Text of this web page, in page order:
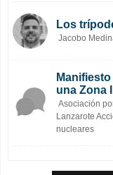
Los
Jacobo
una Zona
Asociación
Lanzarote
nucleares